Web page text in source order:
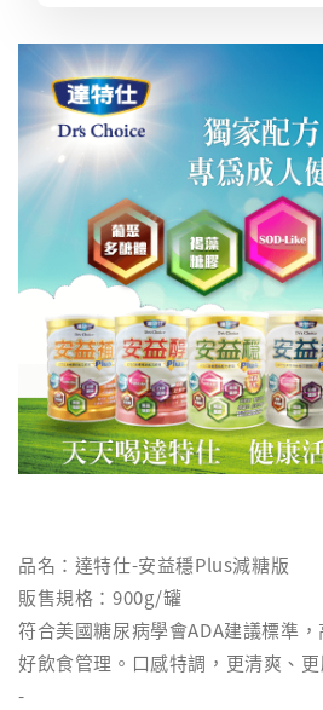
品名：達特仕-安益穩Plus減糖版
販售規格：900g/罐
符合美國糖尿病學會ADA建議標準
好飲食管理。口感特調，更清爽、更
-